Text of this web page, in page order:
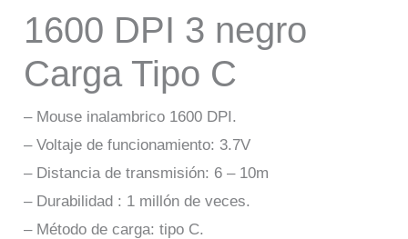
1600 DPI 3 negro
Carga Tipo C
– Mouse inalambrico 1600 DPI.
– Voltaje de funcionamiento: 3.7V
– Distancia de transmisión: 6 – 10m
– Durabilidad : 1 millón de veces.
– Método de carga: tipo C.